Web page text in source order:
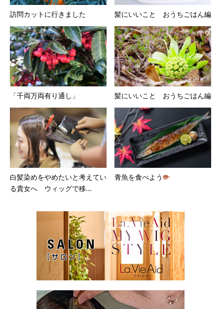
訪問カットに行きました 髪にいいこと おうちごはん編
「千両万両有り通し」 髪にいいこと おうちごはん編
白髪染めをやめたいと考えてい
る貴女へ ウィッグで移...
青魚を食べよう